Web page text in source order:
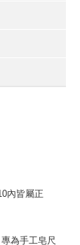
內皆屬正
為手工皂尺